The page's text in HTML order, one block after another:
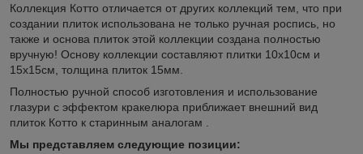
Коллекция Котто отличается от других коллекций тем, что при
создании плиток использована не только ручная роспись, но
также и основа плиток этой коллекции создана полностью
вручную! Основу коллекции составляют плитки 10х10см и
15х15см, толщина плиток 15мм.
Полностью ручной способ изготовления и использование
глазури с эффектом кракелюра приближает внешний вид
плиток Котто к старинным аналогам .
Мы представляем следующие позиции: